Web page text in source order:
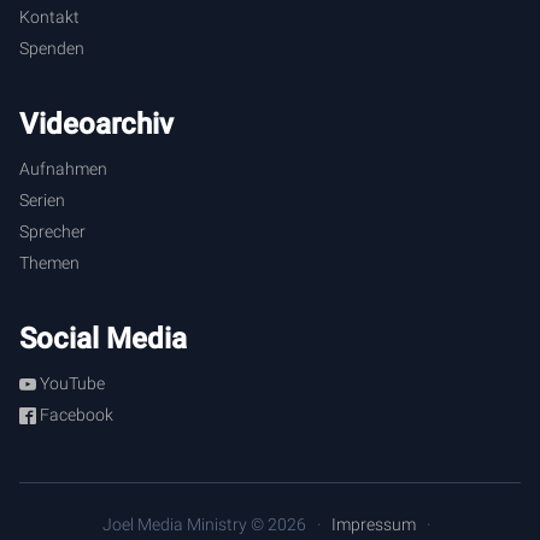
Kontakt
Spenden
Videoarchiv
Aufnahmen
Serien
Sprecher
Themen
Social Media
YouTube
Facebook
Joel Media Ministry © 2026
Impressum